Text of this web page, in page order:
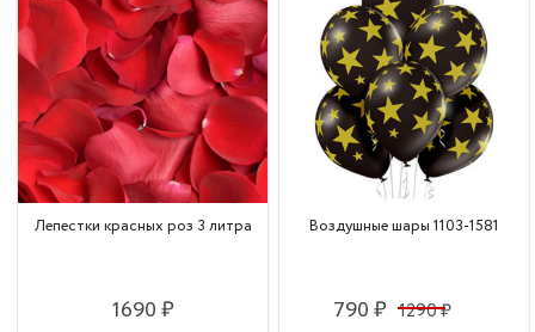
Лепестки красных роз 3 литра
1690 ₽
Воздушные шары 1103-1581
790 ₽ 1290 ₽